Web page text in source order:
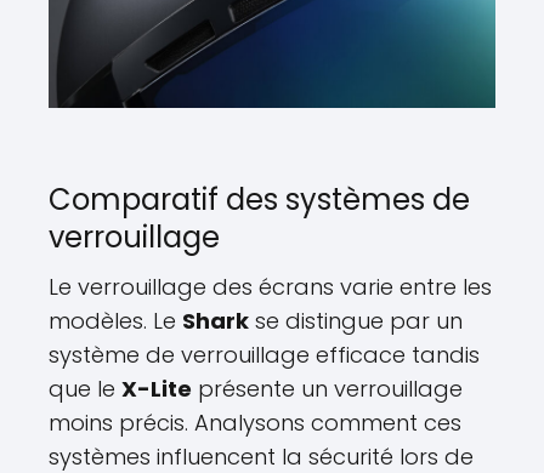
Comparatif des systèmes de
verrouillage
Le verrouillage des écrans varie entre les
modèles. Le Shark se distingue par un
système de verrouillage efficace tandis
que le X-Lite présente un verrouillage
moins précis. Analysons comment ces
systèmes influencent la sécurité lors de